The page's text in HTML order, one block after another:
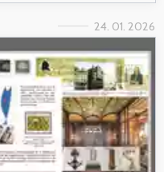
24. 01. 2026